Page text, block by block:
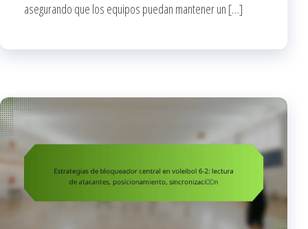
asegurando que los equipos puedan mantener un […]